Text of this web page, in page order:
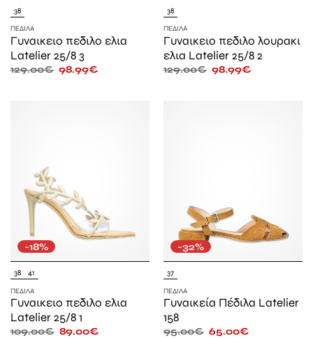
38
ΠΈΔΙΛΑ
Γυναικειο πεδιλο ελια
Latelier 25/8 3
129.00€ 98.99€
38
ΠΈΔΙΛΑ
Γυναικειο πεδιλο λουρακι
ελια Latelier 25/8 2
129.00€ 98.99€
-18%
38 41
ΠΈΔΙΛΑ
Γυναικειο πεδιλο ελια
Latelier 25/8 1
109.00€ 89.00€
-32%
37
ΠΈΔΙΛΑ
Γυναικεία Πέδιλα Latelier
158
95.00€ 65.00€